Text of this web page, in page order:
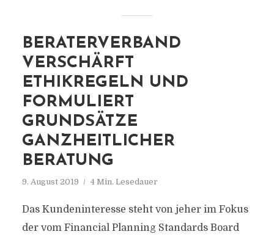
BERATERVERBAND
VERSCHÄRFT
ETHIKREGELN UND
FORMULIERT
GRUNDSÄTZE
GANZHEITLICHER
BERATUNG
9. August 2019 4 Min. Lesedauer
Das Kundeninteresse steht von jeher im Fokus
der vom Financial Planning Standards Board